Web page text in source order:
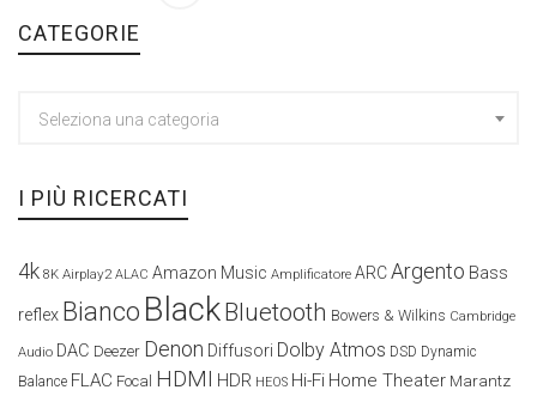
CATEGORIE
Seleziona una categoria
I PIÙ RICERCATI
4k 8K Airplay2 ALAC Amazon Music Amplificatore ARCArgento Bass
reflex Bianco BlackBluetooth Bowers & Wilkins Cambridge
Audio DAC Deezer Denon Diffusori Dolby Atmos DSD Dynamic
Balance FLAC Focal HDMI HDR HEOS Hi-Fi Home Theater Marantz